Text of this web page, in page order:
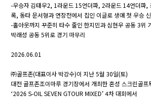
-우승자 김태우2, 1라운드 15언더파, 2라운드 14언더파,
록, 동타 문서형과 연장전에서 칩인 이글로 생애 첫 우승
-홀아웃까지 꾸준히 타수 줄인 한지민과 심현우 공동 3위
박래성 공동 5위로 경기 마무리
2026.06.01
㈜골프존(대표이사 박강수)이 지난 5월 30일(토)
대전 골프존조이마루 경기장에서 개최한 혼성 스크린골프
‘2026 S-OIL SEVEN GTOUR MIXED’ 4차 대회에서